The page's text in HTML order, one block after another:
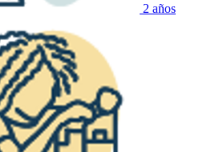
2 años